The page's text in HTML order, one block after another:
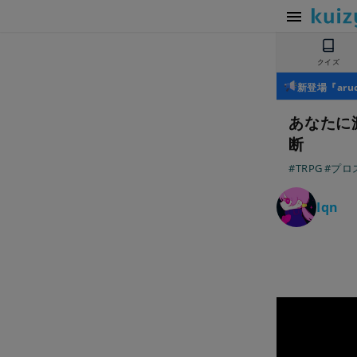
クイズ
新登場『
あなた
断
#TRPG#プロ
Iqn